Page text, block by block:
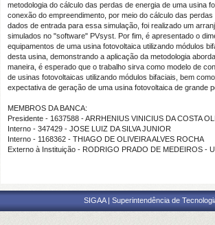
metodologia do cálculo das perdas de energia de uma usina
conexão do empreendimento, por meio do cálculo das
dados de entrada para essa simulação, foi realizado um
simulados no "software" PVsyst. Por fim, é apresentado o
equipamentos de uma usina fotovoltaica utilizando módulos
desta usina, demonstrando a aplicação da metodologia
maneira, é esperado que o trabalho sirva como modelo de
de usinas fotovoltaicas utilizando módulos bifaciais, bem
expectativa de geração de uma usina fotovoltaica de grande
MEMBROS DA BANCA:
Presidente - 1637588 - ARRHENIUS VINICIUS DA COSTA
Interno - 347429 - JOSE LUIZ DA SILVA JUNIOR
Interno - 1168362 - THIAGO DE OLIVEIRA ALVES ROCHA
Externo à Instituição - RODRIGO PRADO DE MEDEIROS -
SIGAA | Superintendência de